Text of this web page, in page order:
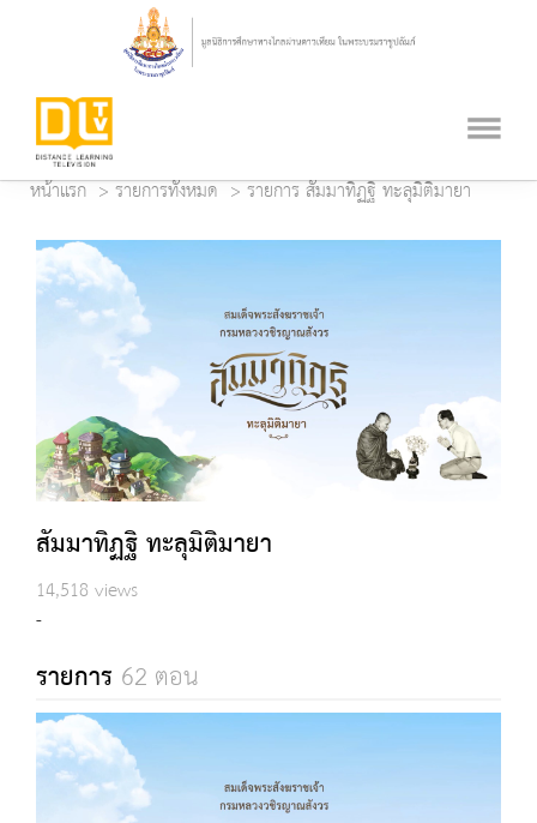
หน้าแรก รายการทั้งหมด รายการ สัมมาทิฏฐิ ทะลุมิติมายา
สัมมาทิฏฐิ ทะลุมิติมายา
14,518 views
-
รายการ 62 ตอน